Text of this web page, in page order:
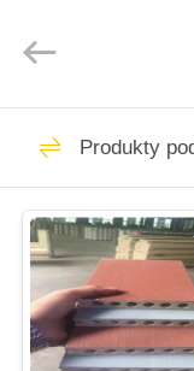
DOM
PRODUKTY
NAS
Rights
Produkty